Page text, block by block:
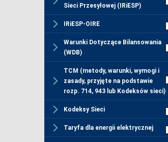
Sieci Przesyłowej (IRiESP)
IRiESP-OIRE
Warunki Dotyczące Bilansowania
(WDB)
TCM (metody, warunki, wymogi i
zasady, przyjęte na podstawie
rozp. 714, 943 lub Kodeksów sieci)
Kodeksy Sieci
Taryfa dla energii elektrycznej